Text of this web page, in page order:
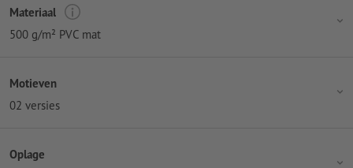
Materiaal
500 g/m² PVC mat
Motieven
02 versies
Oplage